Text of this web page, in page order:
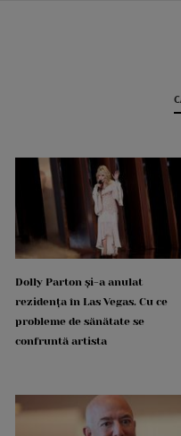
Dolly Parton și-a anulat
rezidența în Las Vegas. Cu ce
probleme de sănătate se
confruntă artista